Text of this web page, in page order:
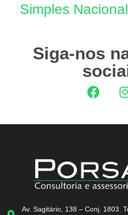
Simples Nacional
Siga-nos
Av. Sagitário, 138 – Conj. 1803.